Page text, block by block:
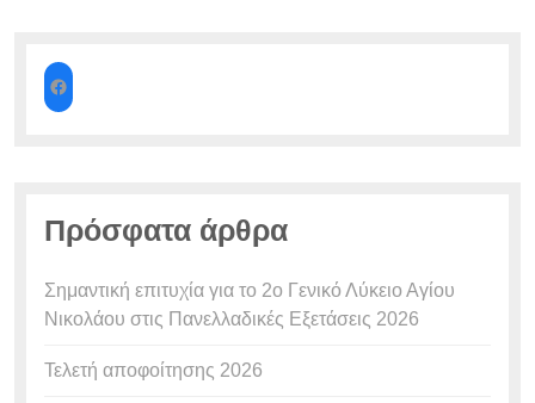
Πρόσφατα άρθρα
Σημαντική επιτυχία για το 2ο Γενικό Λύκειο Αγίου
Νικολάου στις Πανελλαδικές Εξετάσεις 2026
Τελετή αποφοίτησης 2026